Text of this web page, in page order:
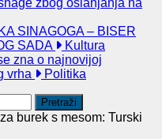
zbog oslanjanja na
SINAGOGA – BISER
SADA
Kultura
zna o najnovijoj
vrha
Politika
burek s mesom: Turski